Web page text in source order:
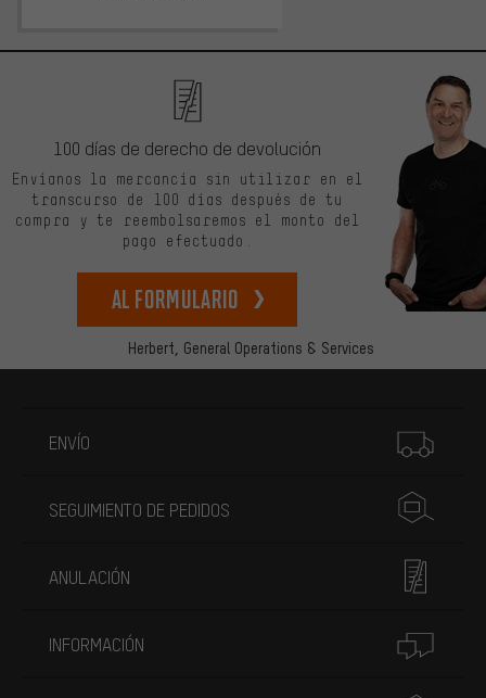
Herbert, General Operations & Services
100 días de derecho de devolución
Envíanos la mercancía sin utilizar en el
transcurso de 100 días después de tu
compra y te reembolsaremos el monto del
pago efectuado.
Al formulario
ENVÍO
SEGUIMIENTO DE PEDIDOS
ANULACIÓN
INFORMACIÓN